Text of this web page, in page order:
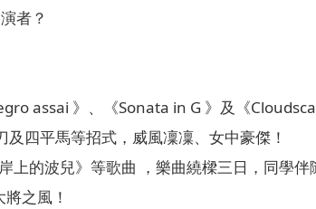
者？
assai 》、《Sonata in G 》及《
四平馬等招式，威風凜凜、女中豪傑！
的波兒》等歌曲 ，樂曲繞樑三日，同學伴
之風！